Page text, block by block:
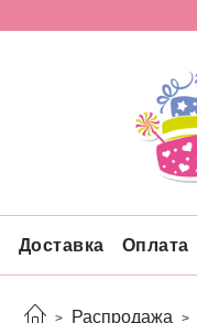
Доставка Оплата
Распродажа